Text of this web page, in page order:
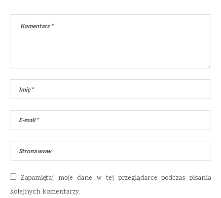
Zapamiętaj moje dane w tej przeglądarce podczas pisania
kolejnych komentarzy.